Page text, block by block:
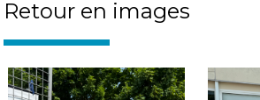
Retour en images